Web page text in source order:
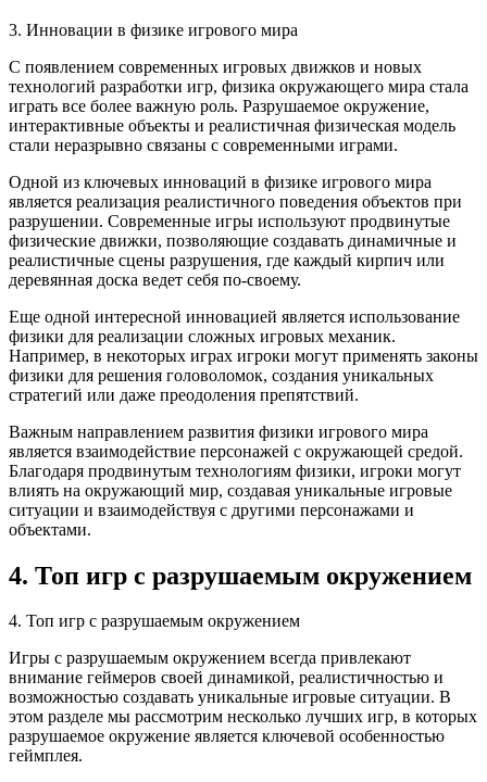
3. Инновации в физике игрового мира
С появлением современных игровых движков и новых
технологий разработки игр, физика окружающего мира стала
играть все более важную роль. Разрушаемое окружение,
интерактивные объекты и реалистичная физическая модель
стали неразрывно связаны с современными играми.
Одной из ключевых инноваций в физике игрового мира
является реализация реалистичного поведения объектов при
разрушении. Современные игры используют продвинутые
физические движки, позволяющие создавать динамичные и
реалистичные сцены разрушения, где каждый кирпич или
деревянная доска ведет себя по-своему.
Еще одной интересной инновацией является использование
физики для реализации сложных игровых механик.
Например, в некоторых играх игроки могут применять законы
физики для решения головоломок, создания уникальных
стратегий или даже преодоления препятствий.
Важным направлением развития физики игрового мира
является взаимодействие персонажей с окружающей средой.
Благодаря продвинутым технологиям физики, игроки могут
влиять на окружающий мир, создавая уникальные игровые
ситуации и взаимодействуя с другими персонажами и
объектами.
4. Топ игр с разрушаемым окружением
4. Топ игр с разрушаемым окружением
Игры с разрушаемым окружением всегда привлекают
внимание геймеров своей динамикой, реалистичностью и
возможностью создавать уникальные игровые ситуации. В
этом разделе мы рассмотрим несколько лучших игр, в которых
разрушаемое окружение является ключевой особенностью
геймплея.